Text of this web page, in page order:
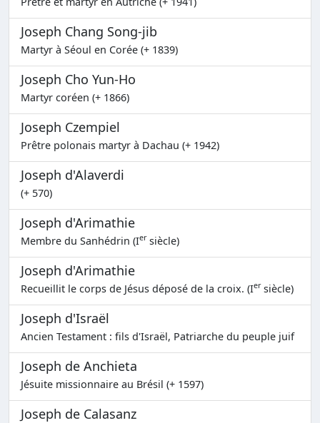
Joseph Chang Song-jib
Martyr à Séoul en Corée (+ 1839)
Joseph Cho Yun-Ho
Martyr coréen (+ 1866)
Joseph Czempiel
Prêtre polonais martyr à Dachau (+ 1942)
Joseph d'Alaverdi
(+ 570)
Joseph d'Arimathie
Membre du Sanhédrin (Iersiècle)
Joseph d'Arimathie
Recueillit le corps de Jésus déposé de la croix. (Iersiècle)
Joseph d'Israël
Ancien Testament : fils d'Israël, Patriarche du peuple juif
Joseph de Anchieta
Jésuite missionnaire au Brésil (+ 1597)
Joseph de Calasanz